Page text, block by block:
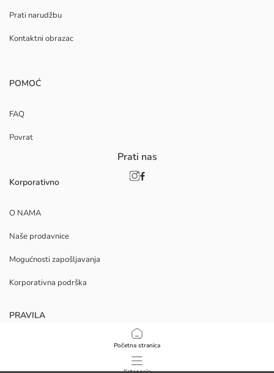
Početna stranica
Prati narudžbu
Kontaktni obrazac
POMOĆ
FAQ
Povrat
Korporativno
O NAMA
Naše prodavnice
Mogućnosti zapošljavanja
Korporativna podrška
PRAVILA
Politika privatnosti i sigurnosti podataka
Uvjeti korištenja
Prati nas